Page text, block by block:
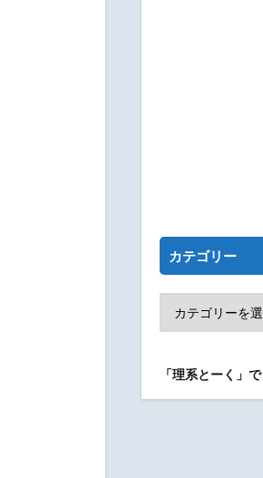
カテゴリー
「理系とーく」で